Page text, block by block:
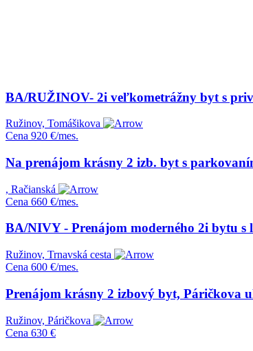
BA/RUŽINOV- 2i veľkometrážny byt s
Ružinov, Tomášikova
Cena 920 €/mes.
Na prenájom krásny 2 izb. byt s
, Račianská
Cena 660 €/mes.
BA/NIVY - Prenájom moderného 2i bytu s
Ružinov, Trnavská cesta
Cena 600 €/mes.
Prenájom krásny 2 izbový byt, Páričkova
Ružinov, Páričkova
Cena 630 €